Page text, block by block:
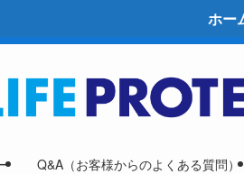
ホームページをリ
Q&A（お客様からのよくある質問）